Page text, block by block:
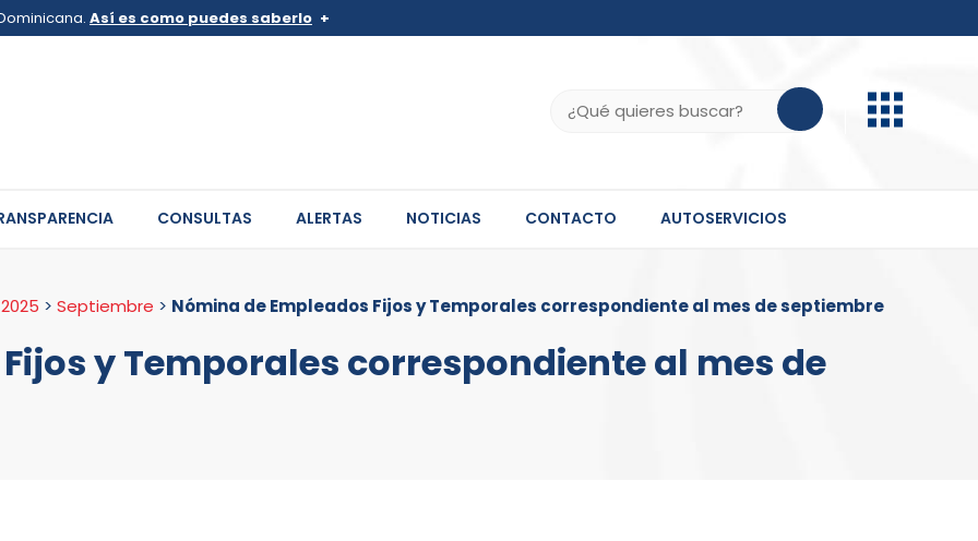
Así es como puedes saberlo
de .gob.do o .gov.do. Comparte información confidencial solo en este tipo de
CONSULTAS ALERTAS NOTICIAS CONTACTO AUTOSERVICIOS
2025 > Septiembre > Nómina de Empleados Fijos y Temporales correspondiente al mes de septiembre
y Temporales correspondiente al mes de